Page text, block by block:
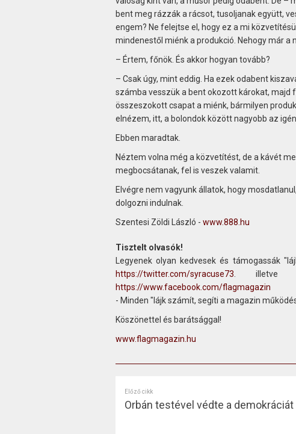
bent meg rázzák a rácsot, tusoljanak együtt,
engem? Ne felejtse el, hogy ez a mi
mindenestől miénk a produkció. Nehogy már a
– Értem, főnök. És akkor hogyan tovább?
– Csak úgy, mint eddig. Ha ezek odabent
számba vesszük a bent okozott károkat, majd
összeszokott csapat a miénk, bármilyen
elnézem, itt, a bolondok között nagyobb az
Ebben maradtak.
Néztem volna még a közvetítést, de a kávét
megbocsátanak, fel is veszek valamit.
Elvégre nem vagyunk állatok, hogy
dolgozni indulnak.
Szentesi Zöldi László - www.888.hu
Tisztelt olvasók!
Legyenek olyan kedvesek és támogassák
https://twitter.com/syracuse73 . illetve
https://www.facebook.com/flagmagazin
- Minden "lájk számít, segíti a magazin
Köszönettel és barátsággal!
www.flagmagazin.hu
Előző cikk
Orbán testével védte a demokráciát